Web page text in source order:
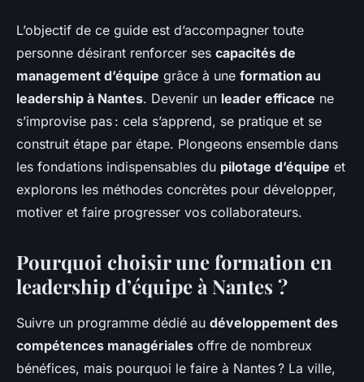
Découvrir la formation en
leadership d'équipe à nantes :
booster vos compétences
managériales
Sohan •20 janvier 2026•6 min de lecture
L’objectif de ce guide est d’accompagner toute
personne désirant renforcer ses capacités de
management d’équipe grâce à une formation au
leadership à Nantes. Devenir un leader efficace ne
s’improvise pas : cela s’apprend, se pratique et se
construit étape par étape. Plongeons ensemble dans
les fondations indispensables du pilotage d’équipe et
explorons les méthodes concrètes pour développer,
motiver et faire progresser vos collaborateurs.
Pourquoi choisir une formation en
leadership d’équipe à Nantes ?
Suivre un programme dédié au développement des
compétences managériales offre de nombreux
bénéfices, mais pourquoi le faire à Nantes ? La ville,